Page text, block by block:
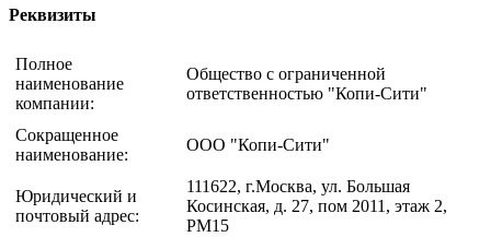
Реквизиты
Полное
наименование
компании:
Общество с ограниченной
ответственностью "Копи-Сити"
Сокращенное
наименование:
ООО "Копи-Сити"
Юридический и
почтовый адрес:
111622, г.Москва, ул. Большая
Косинская, д. 27, пом 2011, этаж 2,
РМ15